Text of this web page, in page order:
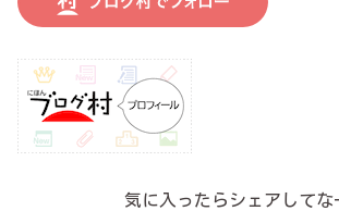
気に入ったらシェアしてな